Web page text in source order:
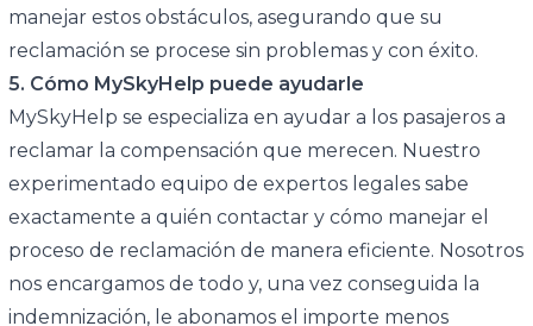
manejar estos obstáculos, asegurando que su
reclamación se procese sin problemas y con éxito.
5. Cómo MySkyHelp puede ayudarle
MySkyHelp se especializa en ayudar a los pasajeros a
reclamar la compensación que merecen. Nuestro
experimentado equipo de expertos legales sabe
exactamente a quién contactar y cómo manejar el
proceso de reclamación de manera eficiente. Nosotros
nos encargamos de todo y, una vez conseguida la
indemnización, le abonamos el importe menos